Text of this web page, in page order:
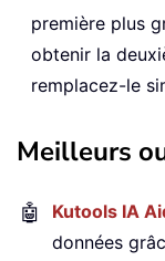
première plus
obtenir la
remplacez-le
Meilleurs
🤖 Kutools IA
données